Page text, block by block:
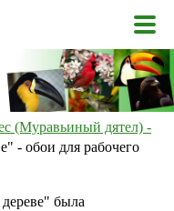
(Муравьиный дятел) -
- обои для рабочего
была